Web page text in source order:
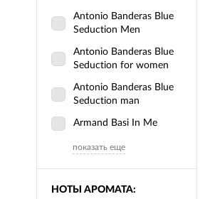
Antonio Banderas Blue
Seduction Men
Antonio Banderas Blue
Seduction for women
Antonio Banderas Blue
Seduction man
Armand Basi In Me
показать еще
НОТЫ АРОМАТА: